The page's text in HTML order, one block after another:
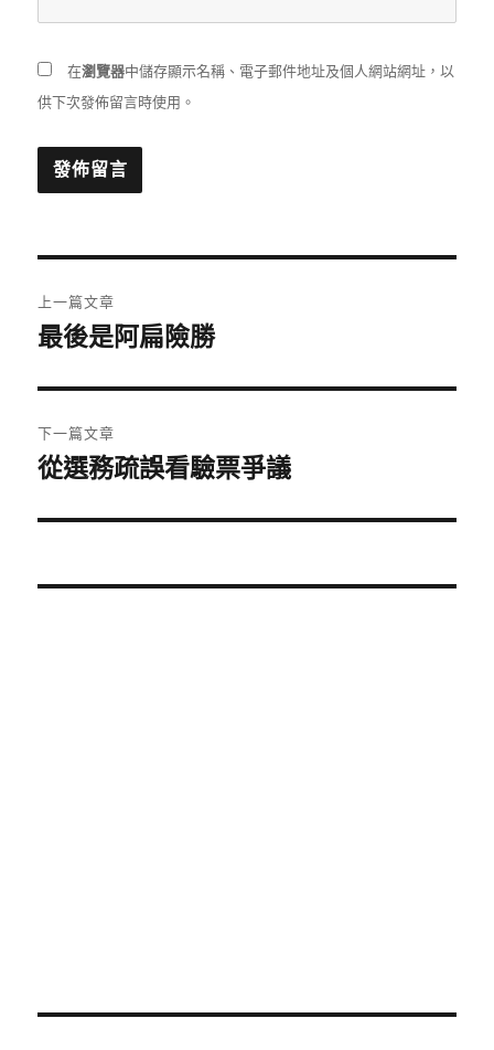
在瀏覽器中儲存顯示名稱、電子郵件地址及個人網站網址，以
供下次發佈留言時使用。
章
覽
上一篇文章
上
篇
文
章:
最後是阿扁險勝
下一篇文章
下
篇
章:
從選務疏誤看驗票爭議